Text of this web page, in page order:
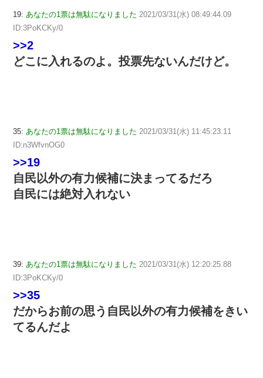
19: あなたの1票は無駄になりました 2021/03/31(水) 08:49:44.09
ID:3PoKCKy/0
>>2
どこに入れるのよ。投票先ないんだけど。
35: あなたの1票は無駄になりました 2021/03/31(水) 11:45:23.11
ID:n3WfvnOG0
>>19
自民以外の有力候補に決まってるだろ
自民には絶対入れない
39: あなたの1票は無駄になりました 2021/03/31(水) 12:20:25.88
ID:3PoKCKy/0
>>35
だからお前の思う自民以外の有力候補をきい
てるんだよ